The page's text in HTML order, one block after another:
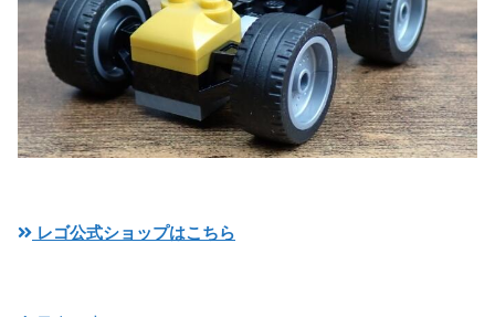
レゴ公式ショップはこちら